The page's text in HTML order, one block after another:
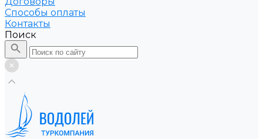
Способы оплаты
Контакты
Поиск